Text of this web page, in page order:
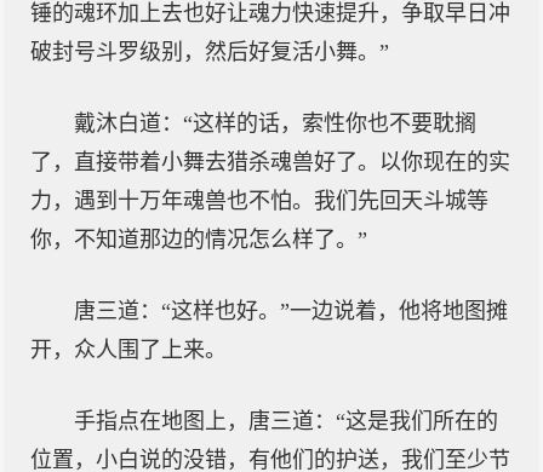
锤的魂环加上去也好让魂力快速提升，争取早日冲
破封号斗罗级别，然后好复活小舞。”
戴沐白道：“这样的话，索性你也不要耽搁
了，直接带着小舞去猎杀魂兽好了。以你现在的实
力，遇到十万年魂兽也不怕。我们先回天斗城等
你，不知道那边的情况怎么样了。”
唐三道：“这样也好。”一边说着，他将地图摊
开，众人围了上来。
手指点在地图上，唐三道：“这是我们所在的
位置，小白说的没错，有他们的护送，我们至少节